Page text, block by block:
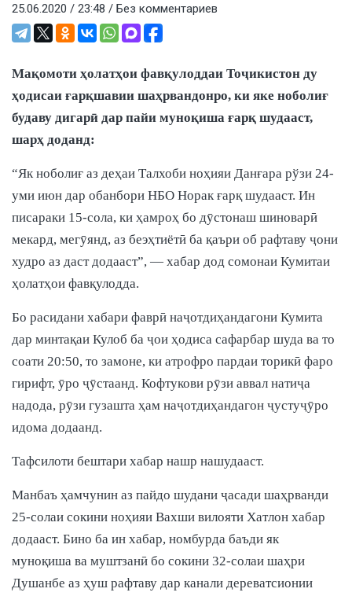
25.06.2020 / 23:48 / Без комментариев
Мақомоти ҳолатҳои фавқулоддаи Тоҷикистон ду
ҳодисаи ғарқшавии шаҳрвандонро, ки яке ноболиғ
будаву дигарӣ дар пайи муноқиша ғарқ шудааст,
шарҳ доданд:
“Як ноболиғ аз деҳаи Талхоби ноҳияи Данғара рўзи 24-
уми июн дар обанбори НБО Норак ғарқ шудааст. Ин
писараки 15-сола, ки ҳамроҳ бо дӯстонаш шиноварӣ
мекард, мегӯянд, аз беэҳтиётӣ ба қаъри об рафтаву ҷони
худро аз даст додааст”, — хабар дод сомонаи Кумитаи
ҳолатҳои фавқулодда.
Бо расидани хабари фаврӣ наҷотдиҳандагони Кумита
дар минтақаи Кулоб ба ҷои ҳодиса сафарбар шуда ва то
соати 20:50, то замоне, ки атрофро пардаи торикӣ фаро
гирифт, ӯро ҷӯстаанд. Кофтукови рӯзи аввал натиҷа
надода, рӯзи гузашта ҳам наҷотдиҳандагон ҷустуҷӯро
идома додаанд.
Тафсилоти бештари хабар нашр нашудааст.
Манбаъ ҳамчунин аз пайдо шудани ҷасади шаҳрванди
25-солаи сокини ноҳияи Вахши вилояти Хатлон хабар
додааст. Бино ба ин хабар, номбурда баъди як
муноқиша ва муштзанӣ бо сокини 32-солаи шаҳри
Душанбе аз ҳуш рафтаву дар канали дереватсионии